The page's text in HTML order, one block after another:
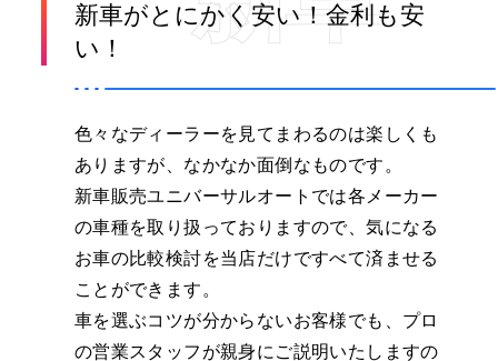
新車がとにかく安い！金利も安
い！
色々なディーラーを見てまわるのは楽しくも
ありますが、なかなか面倒なものです。
新車販売ユニバーサルオートでは各メーカー
の車種を取り扱っておりますので、気になる
お車の比較検討を当店だけですべて済ませる
ことができます。
車を選ぶコツが分からないお客様でも、プロ
の営業スタッフが親身にご説明いたしますの